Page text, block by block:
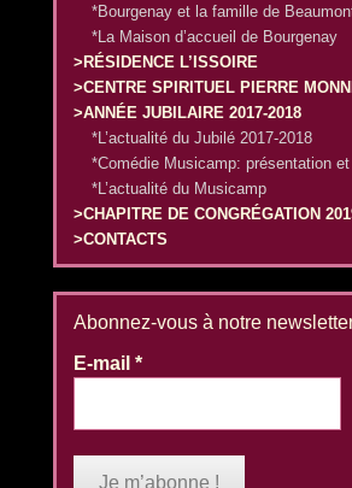
*Bourgenay et la famille de
*La Maison d’accueil de Bourgenay
>RÉSIDENCE L’ISSOIRE
>CENTRE SPIRITUEL PIERRE
>ANNÉE JUBILAIRE 2017-2018
*L’actualité du Jubilé 2017-2018
*Comédie Musicamp: présentation
*L’actualité du Musicamp
>CHAPITRE DE CONGRÉGATION
>CONTACTS
Abonnez-vous à notre
E-mail*